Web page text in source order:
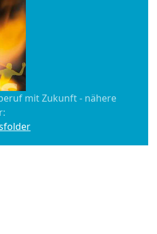
mit Zukunft - nähere